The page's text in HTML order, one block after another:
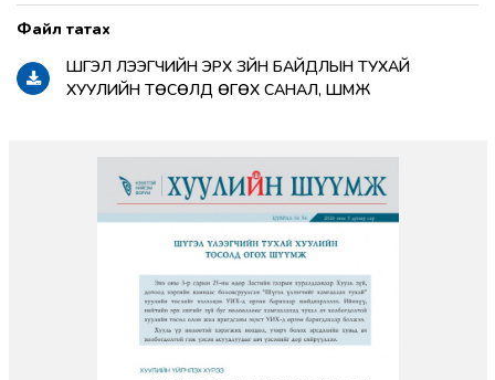
ШҮГЭЛ ҮЛЭЭГЧИЙН ЭРХ ЗҮЙН БАЙДЛЫН ТУХАЙ
ХУУЛИЙН ТӨСӨЛД ӨГӨХ САНАЛ, ШҮҮМЖ